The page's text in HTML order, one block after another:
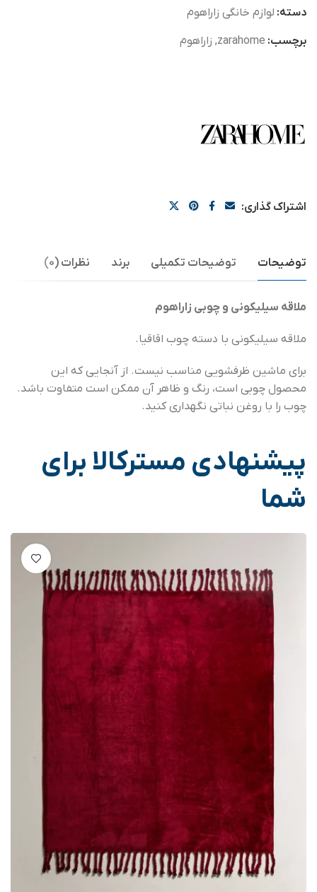
دسته: لوازم خانگی زاراهوم
برچسب: zarahome
, زاراهوم
اشتراک گذاری:
توضیحات توضیحات تکمیلی برند نظرات (0)
ملاقه سیلیکونی و چوبی زاراهوم
ملاقه سیلیکونی با دسته چوب اقاقیا.
برای ماشین ظرفشویی مناسب نیست. از آنجایی که این
محصول چوبی است، رنگ و ظاهر آن ممکن است متفاوت باشد.
چوب را با روغن نباتی نگهداری کنید.
پیشنهادی مسترکالا برای
شما